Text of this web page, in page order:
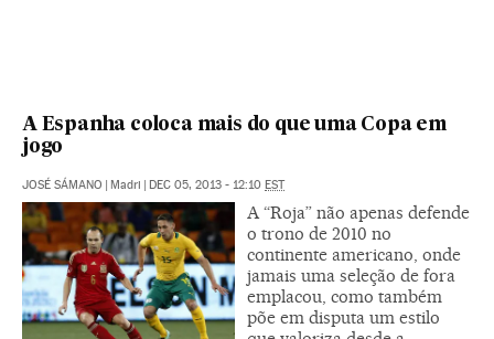
A Espanha coloca mais do que uma Copa em
jogo
JOSÉ SÁMANO | Madri | DEC 05, 2013 - 12:10 EST
A “Roja” não apenas defende
o trono de 2010 no
continente americano, onde
jamais uma seleção de fora
emplacou, como também
põe em disputa um estilo